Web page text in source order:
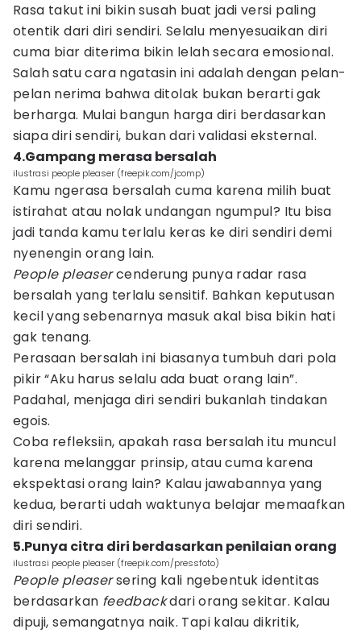
Rasa takut ini bikin susah buat jadi versi paling
otentik dari diri sendiri. Selalu menyesuaikan diri
cuma biar diterima bikin lelah secara emosional.
Salah satu cara ngatasin ini adalah dengan pelan-
pelan nerima bahwa ditolak bukan berarti gak
berharga. Mulai bangun harga diri berdasarkan
siapa diri sendiri, bukan dari validasi eksternal.
4.Gampang merasa bersalah
ilustrasi people pleaser (freepik.com/jcomp)
Kamu ngerasa bersalah cuma karena milih buat
istirahat atau nolak undangan ngumpul? Itu bisa
jadi tanda kamu terlalu keras ke diri sendiri demi
nyenengin orang lain.
People pleasercenderung punya radar rasa
bersalah yang terlalu sensitif. Bahkan keputusan
kecil yang sebenarnya masuk akal bisa bikin hati
gak tenang.
Perasaan bersalah ini biasanya tumbuh dari pola
pikir “Aku harus selalu ada buat orang lain”.
Padahal, menjaga diri sendiri bukanlah tindakan
egois.
Coba refleksiin, apakah rasa bersalah itu muncul
karena melanggar prinsip, atau cuma karena
ekspektasi orang lain? Kalau jawabannya yang
kedua, berarti udah waktunya belajar memaafkan
diri sendiri.
5.Punya citra diri berdasarkan penilaian orang
ilustrasi people pleaser (freepik.com/pressfoto)
People pleasersering kali ngebentuk identitas
berdasarkan feedbackdari orang sekitar. Kalau
dipuji, semangatnya naik. Tapi kalau dikritik,